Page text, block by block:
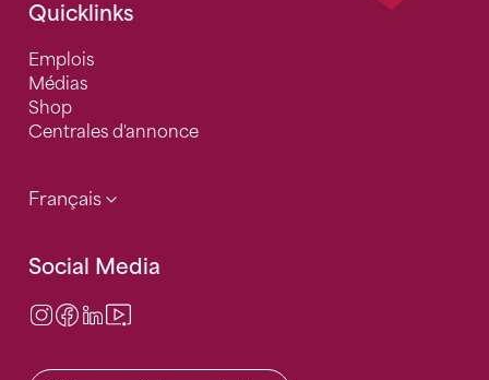
Quicklinks
Emplois
Médias
Shop
Centrales d'annonce
Français
Social Media
Instagram
Facebook
LinkedIn